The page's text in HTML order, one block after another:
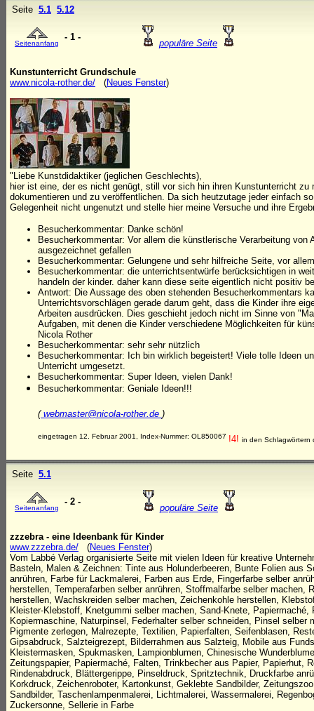
Seite 5.1 5.12
Seitenanfang
- 1 -
populäre Seite
Kunstunterricht Grundschule
www.nicola-rother.de/ (Neues Fenster)
"Liebe Kunstdidaktiker (jeglichen Geschlechts),
hier ist eine, der es nicht genügt, still vor sich hin ihren Kunstunterricht
dokumentieren und zu veröffentlichen. Da sich heutzutage jeder einfach
Gelegenheit nicht ungenutzt und stelle hier meine Versuche und ihre
Besucherkommentar: Danke schön!
Besucherkommentar: Vor allem die künstlerische Verarbeitung
ausgezeichnet gefallen
Besucherkommentar: Gelungene und sehr hilfreiche Seite, vor
Besucherkommentar: die unterrichtsentwürfe berücksichtigen in
handeln der kinder. daher kann diese seite eigentlich nicht positiv
Antwort: Die Aussage des oben stehenden Besucherkommentars
Unterrichtsvorschlägen gerade darum geht, dass die Kinder ihre
Arbeiten ausdrücken. Dies geschieht jedoch nicht im Sinne von
Aufgaben, mit denen die Kinder verschiedene Möglichkeiten für
Nicola Rother
Besucherkommentar: sehr sehr nützlich
Besucherkommentar: Ich bin wirklich begeistert! Viele tolle Ideen
Unterricht umgesetzt.
Besucherkommentar: Super Ideen, vielen Dank!
Besucherkommentar: Geniale Ideen!!!
(webmaster@nicola-rother.de )
eingetragen 12. Februar 2001, Index-Nummer: OL850067 !4! in den Schlagwörtern
Seite 5.1
Seitenanfang
- 2 -
populäre Seite
zzzebra - eine Ideenbank für Kinder
www.zzzebra.de/ (Neues Fenster)
Vom Labbé Verlag organisierte Seite mit vielen Ideen für kreative
Basteln, Malen & Zeichnen: Tinte aus Holunderbeeren, Bunte Folien aus
anrühren, Farbe für Lackmalerei, Farben aus Erde, Fingerfarbe selber
herstellen, Temperafarben selber anrühren, Stoffmalfarbe selber
herstellen, Wachskreiden selber machen, Zeichenkohle herstellen,
Kleister-Klebstoff, Knetgummi selber machen, Sand-Knete,
Kopiermaschine, Naturpinsel, Federhalter selber schneiden, Pinsel
Pigmente zerlegen, Malrezepte, Textilien, Papierfalten, Seifenblasen,
Gipsabdruck, Salzteigrezept, Bilderrahmen aus Salzteig, Mobile aus
Kleistermasken, Spukmasken, Lampionblumen, Chinesische
Zeitungspapier, Papiermaché, Falten, Trinkbecher aus Papier, Papierhut,
Rindenabdruck, Blättergerippe, Pinseldruck, Spritztechnik, Druckfarbe
Korkdruck, Zeichenroboter, Kartonkunst, Geklebte Sandbilder,
Sandbilder, Taschenlampenmalerei, Lichtmalerei, Wassermalerei,
Zuckersonne, Sellerie in Farbe